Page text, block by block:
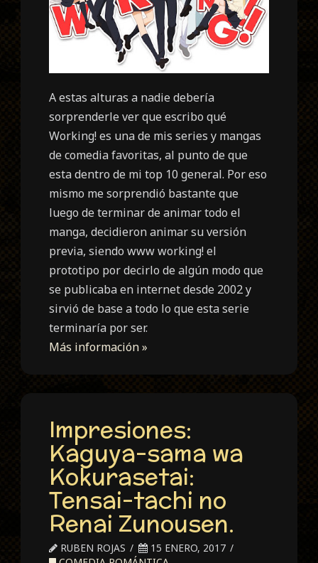
A estas alturas a nadie debería
sorprenderle ver que escribo qué
Working! es una de mis series y mangas
de comedia favoritas, al punto de que
esta dentro de mi top 10 general. Por eso
mismo me sorprendió bastante que
luego de terminar de animar todo el
manga, decidieron animar su versión
previa, siendo www working! el
prototipo por decirlo de algún modo que
se publicaba en internet desde 2002 y
sirvió de base a todo lo que esta serie
terminaría por ser.
Más información »
Impresiones:
Kaguya-sama wa
Kokurasetai:
Tensai-tachi no
Renai Zunousen.
RUBEN ROJAS
15 ENERO, 2017